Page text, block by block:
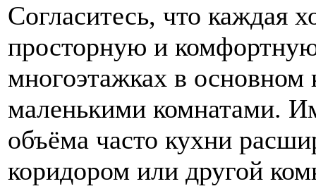
Согласитесь, что каждая
просторную и
многоэтажках в основном
маленькими комнатами.
объёма часто кухни
коридором или другой